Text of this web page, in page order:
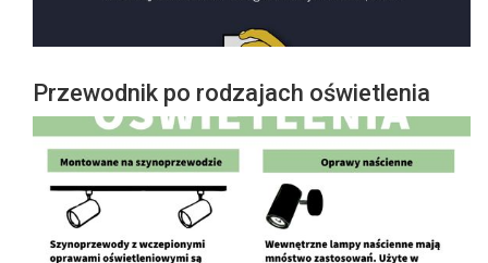
Przewodnik po rodzajach oświetlenia